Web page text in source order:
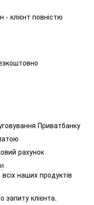
- клієнт повністю
Приватбанку
рахунок
наших продуктів
запиту клієнта.